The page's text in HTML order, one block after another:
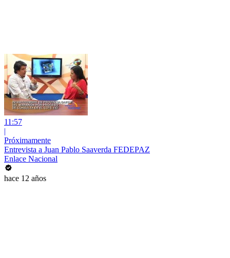
11:57
|
Próximamente
Entrevista a Juan Pablo Saaverda FEDEPAZ
Enlace Nacional
hace 12 años